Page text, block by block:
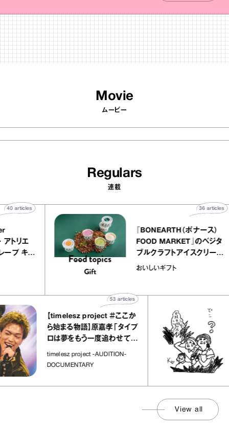
Movie
ムービー
Regulars
連載
atelier
リー アトリエ
ルクレープ キャ
40articles
『BONEARTH（ボナー
FOOD MARKET』のベ
ブルクラフトアイスク
｜真野知子の「おいし
おいしいギフト
36
【timelesz project ＃ここか
ら始まる物語】原嘉孝「タイプ
ロは夢をもう一度追わせてく
timelesz project -AUDITION-
DOCUMENTARY
articles
View all